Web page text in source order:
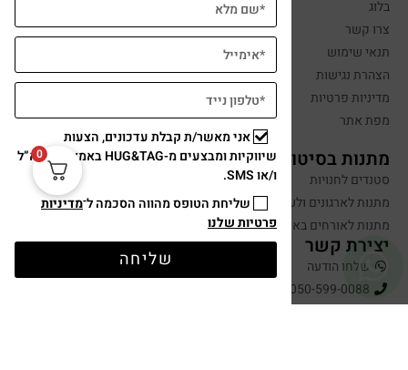
בלוג
צרו קשר
תנאי שימוש
הצהרת נגישות
מדיניות פרטיות
מפת אתר
מתנות בסיטונאות
סטנדים לחנויות
מתנות לארגונים ולעובדים
מתנות לאורחים באירועים
יצירת קשר
שלחו הודעה
050-599-0088
0
אני מאשר/ת קבלת עדכונים, הצעות
שיווקיות ומבצעים מ-HUG&TAG באמצעות דוא”ל
ו/או SMS.
שליחת הטופס מהווה הסכמה ל־מדיניות
פרטיות שלנו
שליחה